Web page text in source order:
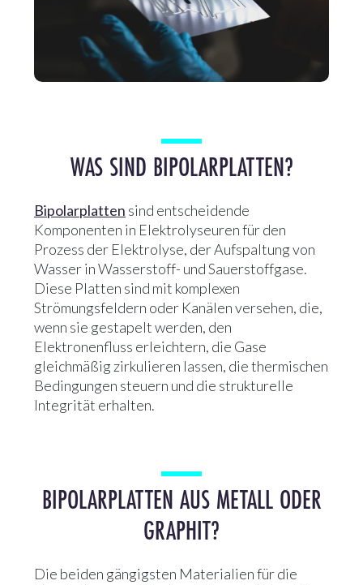
WAS SIND BIPOLARPLATTEN?
Bipolarplatten sind entscheidende
Komponenten in Elektrolyseuren für den
Prozess der Elektrolyse, der Aufspaltung von
Wasser in Wasserstoff- und Sauerstoffgase.
Diese Platten sind mit komplexen
Strömungsfeldern oder Kanälen versehen, die,
wenn sie gestapelt werden, den
Elektronenfluss erleichtern, die Gase
gleichmäßig zirkulieren lassen, die thermischen
Bedingungen steuern und die strukturelle
Integrität erhalten.
BIPOLARPLATTEN AUS METALL ODER
GRAPHIT?
Die beiden gängigsten Materialien für die